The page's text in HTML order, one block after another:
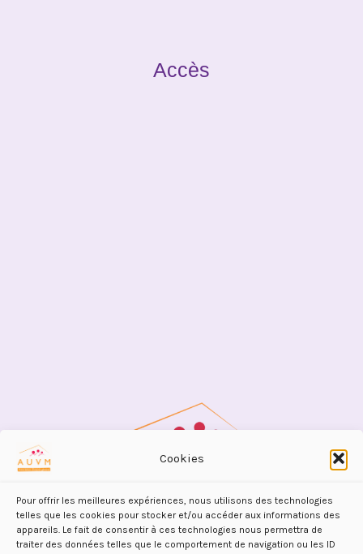
Cookies
Pour offrir les meilleures expériences, nous utilisons des technologies
telles que les cookies pour stocker et/ou accéder aux informations des
appareils. Le fait de consentir à ces technologies nous permettra de
traiter des données telles que le comportement de navigation ou les ID
Accès